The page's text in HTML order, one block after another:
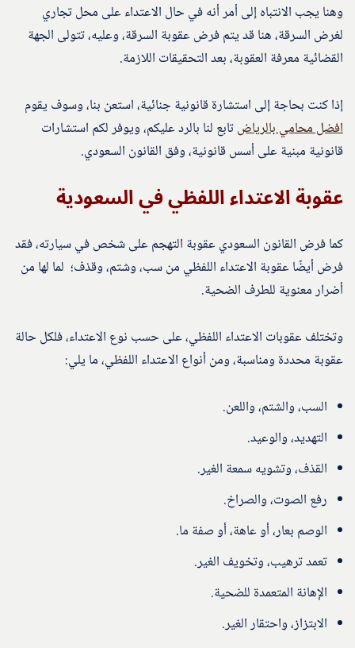
وهنا يجب الانتباه إلى أمر أنه في حال الاعتداء على محل تجاري
لغرض السرقة، هنا قد يتم فرض عقوبة السرقة، وعليه، تتولى الجهة
القضائية معرفة العقوبة، بعد التحقيقات اللازمة.
إذا كنت بحاجة إلى استشارة قانونية جنائية، استعن بنا، وسوف يقوم
افضل محامي بالرياضتابع لنا بالرد عليكم، ويوفر لكم استشارات
قانونية مبنية على أسس قانونية، وفق القانون السعودي.
عقوبة الاعتداء اللفظي في السعودية
كما فرض القانون السعودي عقوبة التهجم على شخص في سيارته، فقد
فرض أيضًا عقوبة الاعتداء اللفظي من سب، وشتم، وقذف؛ لما لها من
أضرار معنوية للطرف الضحية.
وتختلف عقوبات الاعتداء اللفظي، على حسب نوع الاعتداء، فلكل حالة
عقوبة محددة ومناسبة، ومن أنواع الاعتداء اللفظي، ما يلي:
السب، والشتم، واللعن.
التهديد، والوعيد.
القذف، وتشويه سمعة الغير.
رفع الصوت، والصراخ.
الوصم بعار، أو عاهة، أو صفة ما.
تعمد ترهيب، وتخويف الغير.
الإهانة المتعمدة للضحية.
الابتزاز، واحتقار الغير.